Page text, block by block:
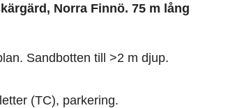
Norra Finnö. 75 m lång
Sandbotten till >2 m djup.
(TC), parkering.